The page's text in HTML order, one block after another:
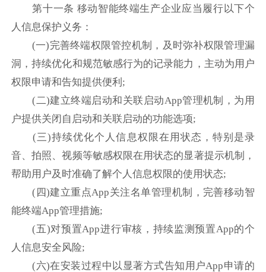
第十一条 移动智能终端生产企业应当履行以下个
人信息保护义务：
(一)完善终端权限管控机制，及时弥补权限管理漏
洞，持续优化和规范敏感行为的记录能力，主动为用户
权限申请和告知提供便利;
(二)建立终端启动和关联启动App管理机制，为用
户提供关闭自启动和关联启动的功能选项;
(三)持续优化个人信息权限在用状态，特别是录
音、拍照、视频等敏感权限在用状态的显著提示机制，
帮助用户及时准确了解个人信息权限的使用状态;
(四)建立重点App关注名单管理机制，完善移动智
能终端App管理措施;
(五)对预置App进行审核，持续监测预置App的个
人信息安全风险;
(六)在安装过程中以显著方式告知用户App申请的